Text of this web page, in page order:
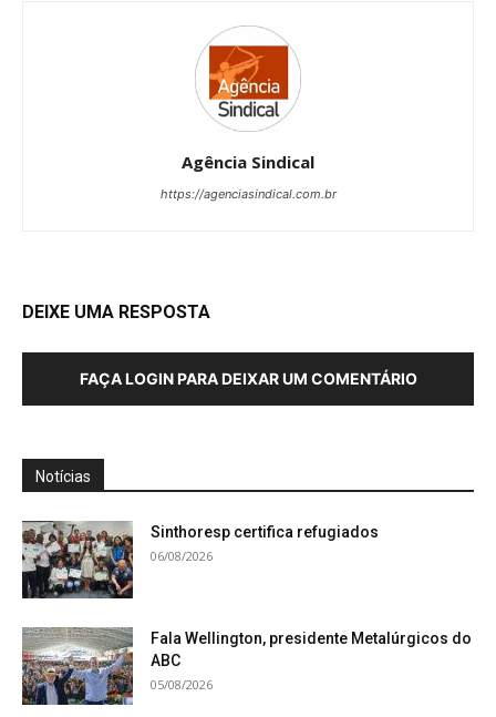
Agência Sindical
https://agenciasindical.com.br
DEIXE UMA RESPOSTA
FAÇA LOGIN PARA DEIXAR UM COMENTÁRIO
Notícias
Sinthoresp certifica refugiados
06/08/2026
Fala Wellington, presidente Metalúrgicos do
ABC
05/08/2026